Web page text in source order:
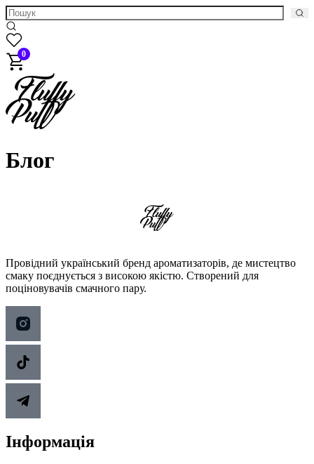
0
Блог
Провідний український бренд ароматизаторів, де мистецтво
смаку поєднується з високою якістю. Створений для
поціновувачів смачного пару.
Інформація